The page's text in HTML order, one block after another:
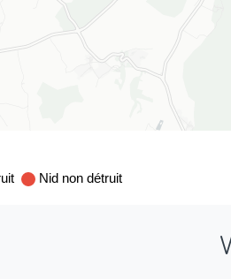
Nid non détruit